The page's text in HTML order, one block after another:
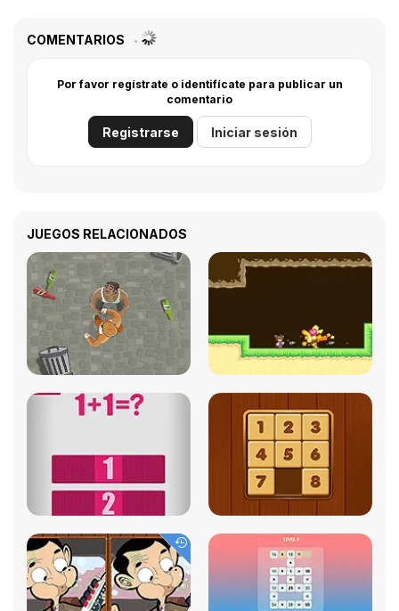
COMENTARIOS
Por favor regístrate o identifícate para publicar un
comentario
Registrarse Iniciar sesión
JUEGOS RELACIONADOS